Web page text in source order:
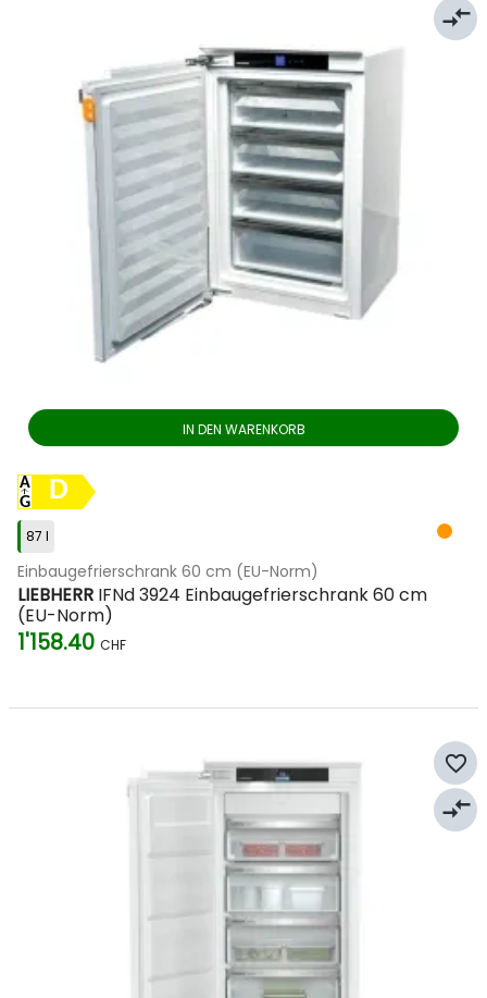
IN DEN WARENKORB
D
87 l
Einbaugefrierschrank 60 cm (EU-Norm)
LIEBHERR IFNd 3924 Einbaugefrierschrank 60 cm
(EU-Norm)
1'158.40 CHF
compare_arrows
favorite_border
compare_arrows